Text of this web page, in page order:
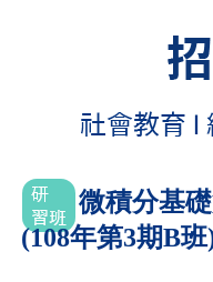
微積分基
(108年第3期B班